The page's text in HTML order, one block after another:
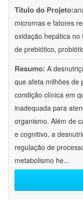
Título do Projeto:
micrornas e fatores
oxidação hepática
de prebiótico,
Resumo: A
que afeta milhões de
condição clínica em
inadequada para
organismo. Além de
e cognitivo, a
regulação de
metabolismo he...